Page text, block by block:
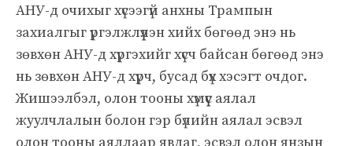
АНУ-д очихыг хүсээгүй анхны Трампын
захиалгыг үргэлжлүүлэн хийх бөгөөд энэ нь
зөвхөн АНУ-д хүргэхийг хүсч байсан бөгөөд энэ
нь зөвхөн АНУ-д хүрч, бусад бүх хэсэгт очдог.
Жишээлбэл, олон тооны хүмүүс аялал
жуулчлалын болон гэр бүлийн аялал эсвэл
олон тооны аяллаар явдаг, эсвэл олон янзын